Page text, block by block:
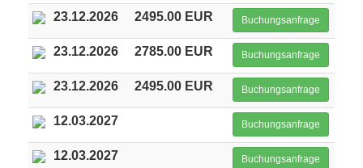
23.12.2026 2495.00 EUR Buchungsanfrage
23.12.2026 2785.00 EUR Buchungsanfrage
23.12.2026 2495.00 EUR Buchungsanfrage
12.03.2027 Buchungsanfrage
12.03.2027 Buchungsanfrage